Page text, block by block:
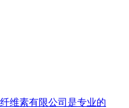
维素有限公司是专业的